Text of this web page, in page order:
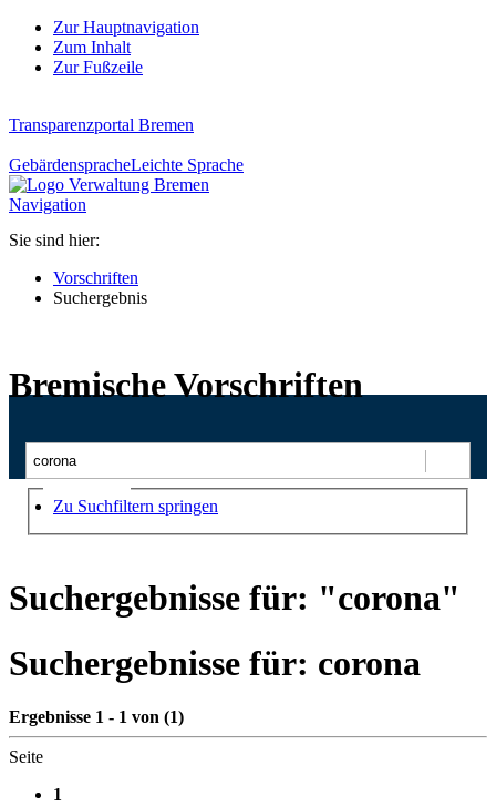
Zur Hauptnavigation
Zum Inhalt
Zur Fußzeile
Transparenzportal Bremen
GebärdenspracheLeichte Sprache
Navigation
Sie sind hier:
Vorschriften
Suchergebnis
Bremische Vorschriften
Suchen
Zu Suchfiltern springen
Suchergebnisse für: "corona"
Suchergebnisse für: corona
Ergebnisse 1 - 1 von (1)
Seite
1